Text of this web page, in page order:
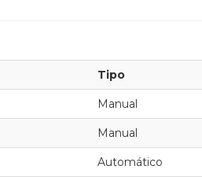
Tipo
Manual
Manual
Automático